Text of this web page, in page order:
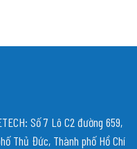
Số 7 Lô C2 đường 659,
Thủ Đức, Thành phố Hồ Chí